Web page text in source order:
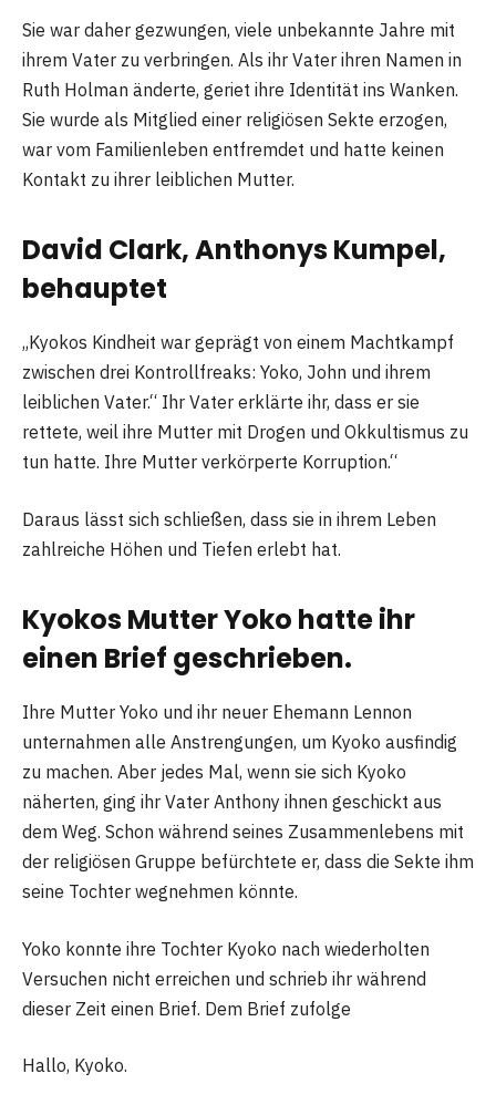
Sie war daher gezwungen, viele unbekannte Jahre mit
ihrem Vater zu verbringen. Als ihr Vater ihren Namen in
Ruth Holman änderte, geriet ihre Identität ins Wanken.
Sie wurde als Mitglied einer religiösen Sekte erzogen,
war vom Familienleben entfremdet und hatte keinen
Kontakt zu ihrer leiblichen Mutter.
David Clark, Anthonys Kumpel,
behauptet
„Kyokos Kindheit war geprägt von einem Machtkampf
zwischen drei Kontrollfreaks: Yoko, John und ihrem
leiblichen Vater.“ Ihr Vater erklärte ihr, dass er sie
rettete, weil ihre Mutter mit Drogen und Okkultismus zu
tun hatte. Ihre Mutter verkörperte Korruption.“
Daraus lässt sich schließen, dass sie in ihrem Leben
zahlreiche Höhen und Tiefen erlebt hat.
Kyokos Mutter Yoko hatte ihr
einen Brief geschrieben.
Ihre Mutter Yoko und ihr neuer Ehemann Lennon
unternahmen alle Anstrengungen, um Kyoko ausfindig
zu machen. Aber jedes Mal, wenn sie sich Kyoko
näherten, ging ihr Vater Anthony ihnen geschickt aus
dem Weg. Schon während seines Zusammenlebens mit
der religiösen Gruppe befürchtete er, dass die Sekte ihm
seine Tochter wegnehmen könnte.
Yoko konnte ihre Tochter Kyoko nach wiederholten
Versuchen nicht erreichen und schrieb ihr während
dieser Zeit einen Brief. Dem Brief zufolge
Hallo, Kyoko.